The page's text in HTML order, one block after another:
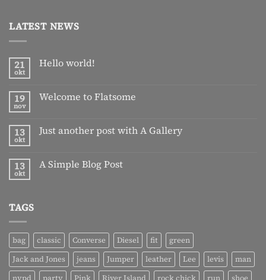
LATEST NEWS
21
okt
Hello world!
Hello
19
nov
Welcome to Flatsome
Welcome
13
okt
Just another post with A Gallery
Just
13
okt
A Simple Blog Post
TAGS
bag classic Converse Diesel fit
green
Jack and Jones
jeans Jumper leather Lee levis
man